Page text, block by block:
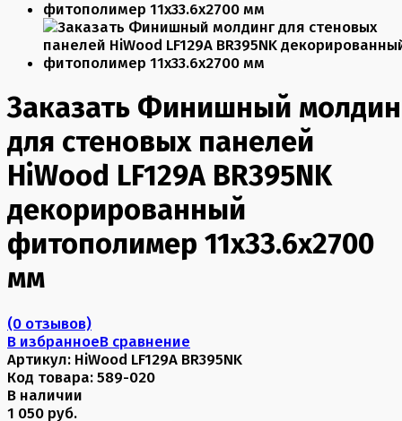
Заказать Финишный
для стеновых панелей
HiWood LF129A BR395NK
декорированный
фитополимер 11х33.6х2700
мм
(0 отзывов)
В избранноеВ сравнение
Артикул: HiWood LF129A BR395NK
Код товара: 589-020
В наличии
1 050 руб.